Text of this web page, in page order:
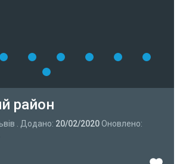
район
. Додано: 20/02/2020 Оновлено: